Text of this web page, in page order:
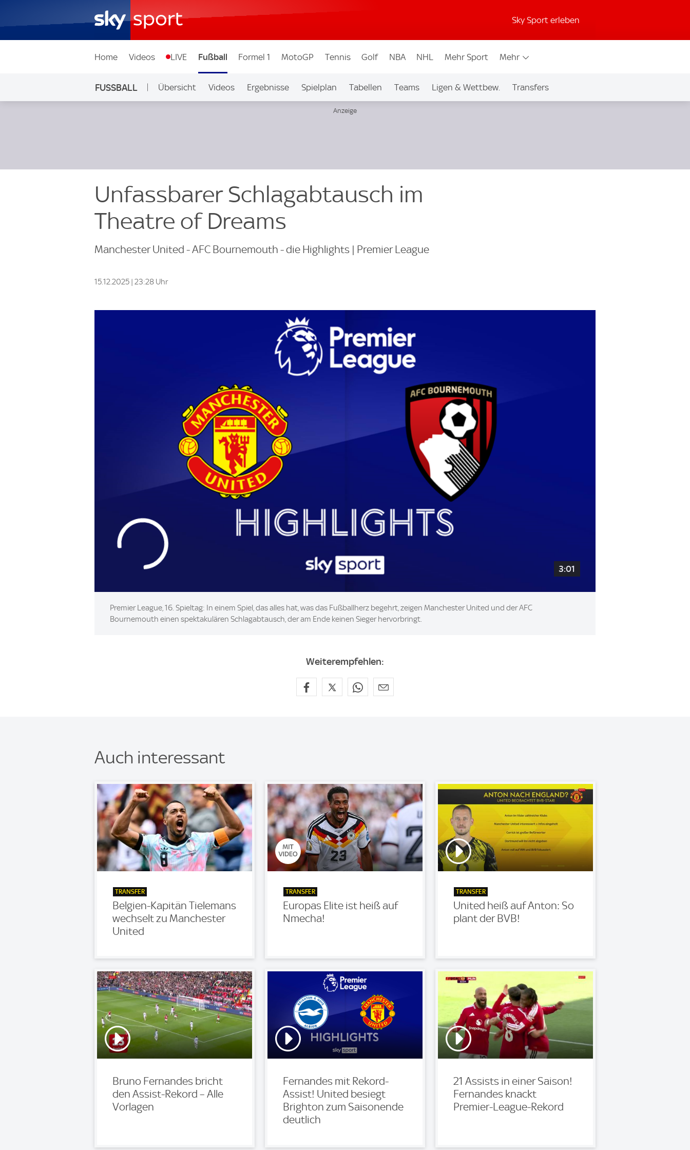
Sky Sport erleben
Home Videos LIVE Fußball Formel 1 MotoGP Tennis Golf NBA NHL Mehr Sport Mehr
FUSSBALL Übersicht Videos Ergebnisse Spielplan Tabellen Teams Ligen & Wettbew. Transfers
Unfassbarer Schlagabtausch im
Theatre of Dreams
Manchester United - AFC Bournemouth - die Highlights | Premier League
15.12.2025 | 23:28 Uhr
3:01
Premier League, 16. Spieltag: In einem Spiel, das alles hat, was das Fußballherz begehrt, zeigen Manchester United und der AFC
Bournemouth einen spektakulären Schlagabtausch, der am Ende keinen Sieger hervorbringt.
Weiterempfehlen:
Auch interessant
TRANSFER
Belgien-Kapitän Tielemans
wechselt zu Manchester
United
TRANSFER
Europas Elite ist heiß auf
Nmecha!
TRANSFER
United heiß auf Anton: So
plant der BVB!
Bruno Fernandes bricht
den Assist-Rekord – Alle
Vorlagen
Fernandes mit Rekord-
Assist! United besiegt
Brighton zum Saisonende
deutlich
21 Assists in einer Saison!
Fernandes knackt
Premier-League-Rekord